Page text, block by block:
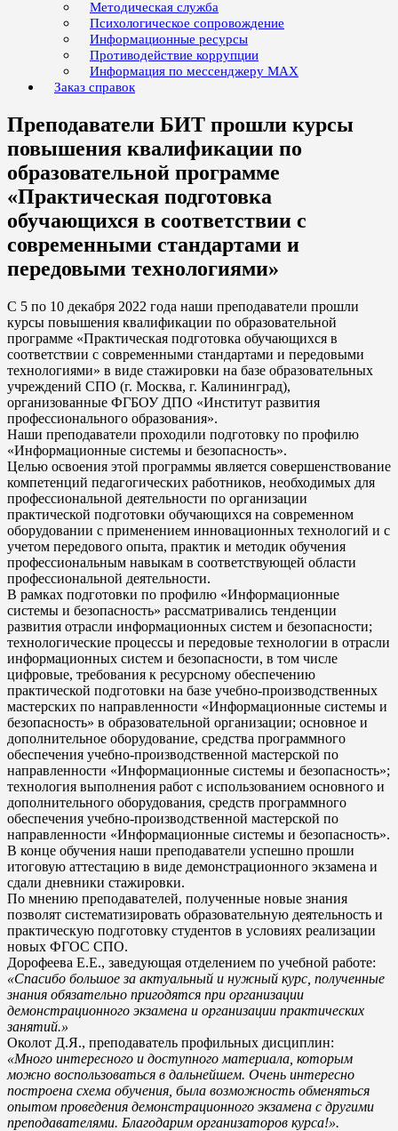
Методическая служба
Психологическое сопровождение
Информационные ресурсы
Противодействие коррупции
Информация по мессенджеру MAX
Заказ справок
Преподаватели БИТ прошли курсы
повышения квалификации по
образовательной программе
«Практическая подготовка
обучающихся в соответствии с
современными стандартами и
передовыми технологиями»
С 5 по 10 декабря 2022 года наши преподаватели прошли
курсы повышения квалификации по образовательной
программе «Практическая подготовка обучающихся в
соответствии с современными стандартами и передовыми
технологиями» в виде стажировки на базе образовательных
учреждений СПО (г. Москва, г. Калининград),
организованные ФГБОУ ДПО «Институт развития
профессионального образования».
Наши преподаватели проходили подготовку по профилю
«Информационные системы и безопасность».
Целью освоения этой программы является совершенствование
компетенций педагогических работников, необходимых для
профессиональной деятельности по организации
практической подготовки обучающихся на современном
оборудовании с применением инновационных технологий и с
учетом передового опыта, практик и методик обучения
профессиональным навыкам в соответствующей области
профессиональной деятельности.
В рамках подготовки по профилю «Информационные
системы и безопасность» рассматривались тенденции
развития отрасли информационных систем и безопасности;
технологические процессы и передовые технологии в отрасли
информационных систем и безопасности, в том числе
цифровые, требования к ресурсному обеспечению
практической подготовки на базе учебно-производственных
мастерских по направленности «Информационные системы и
безопасность» в образовательной организации; основное и
дополнительное оборудование, средства программного
обеспечения учебно-производственной мастерской по
направленности «Информационные системы и безопасность»;
технология выполнения работ с использованием основного и
дополнительного оборудования, средств программного
обеспечения учебно-производственной мастерской по
направленности «Информационные системы и безопасность».
В конце обучения наши преподаватели успешно прошли
итоговую аттестацию в виде демонстрационного экзамена и
сдали дневники стажировки.
По мнению преподавателей, полученные новые знания
позволят систематизировать образовательную деятельность и
практическую подготовку студентов в условиях реализации
новых ФГОС СПО.
Дорофеева Е.Е., заведующая отделением по учебной работе:
«Спасибо большое за актуальный и нужный курс, полученные
знания обязательно пригодятся при организации
демонстрационного экзамена и организации практических
занятий.»
Околот Д.Я., преподаватель профильных дисциплин:
«Много интересного и доступного материала, которым
можно воспользоваться в дальнейшем. Очень интересно
построена схема обучения, была возможность обменяться
опытом проведения демонстрационного экзамена с другими
преподавателями. Благодарим организаторов курса!».